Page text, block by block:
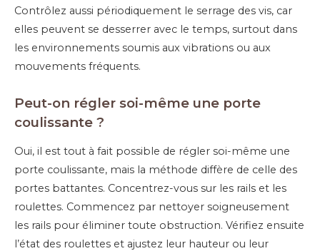
Contrôlez aussi périodiquement le serrage des vis, car
elles peuvent se desserrer avec le temps, surtout dans
les environnements soumis aux vibrations ou aux
mouvements fréquents.
Peut-on régler soi-même une porte
coulissante ?
Oui, il est tout à fait possible de régler soi-même une
porte coulissante, mais la méthode diffère de celle des
portes battantes. Concentrez-vous sur les rails et les
roulettes. Commencez par nettoyer soigneusement
les rails pour éliminer toute obstruction. Vérifiez ensuite
l’état des roulettes et ajustez leur hauteur ou leur